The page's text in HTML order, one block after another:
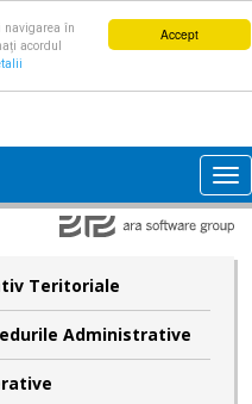
Accept
navigarea în
acordul
Teritoriale
Administrative